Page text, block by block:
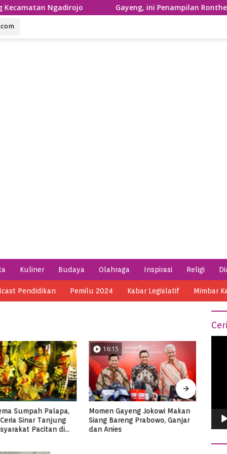
Gayeng, ini Penampilan Ronthek Laskar
Kuliner Budaya Olahraga Inspirasi Religi
Pendidikan Pemilu 2024 Kabar Legislatif Mimbar
Jokowi Makan
Prabowo, Ganjar
04:14
Semarak HSN 2023 di Pacitan,
Ribuan Santri Makan Ikan
Tuna Super Jumbo
di